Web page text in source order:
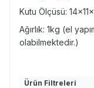
Kutu Ölçüsü:
Ağırlık: 1kg (el
olabilmektedir.)
Ürün Filtreleri